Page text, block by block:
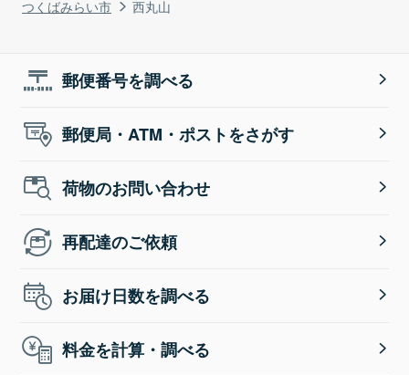
つくばみらい市
西丸山
郵便番号を調べる
郵便局・ATM・ポストをさがす
荷物のお問い合わせ
再配達のご依頼
お届け日数を調べる
料金を計算・調べる